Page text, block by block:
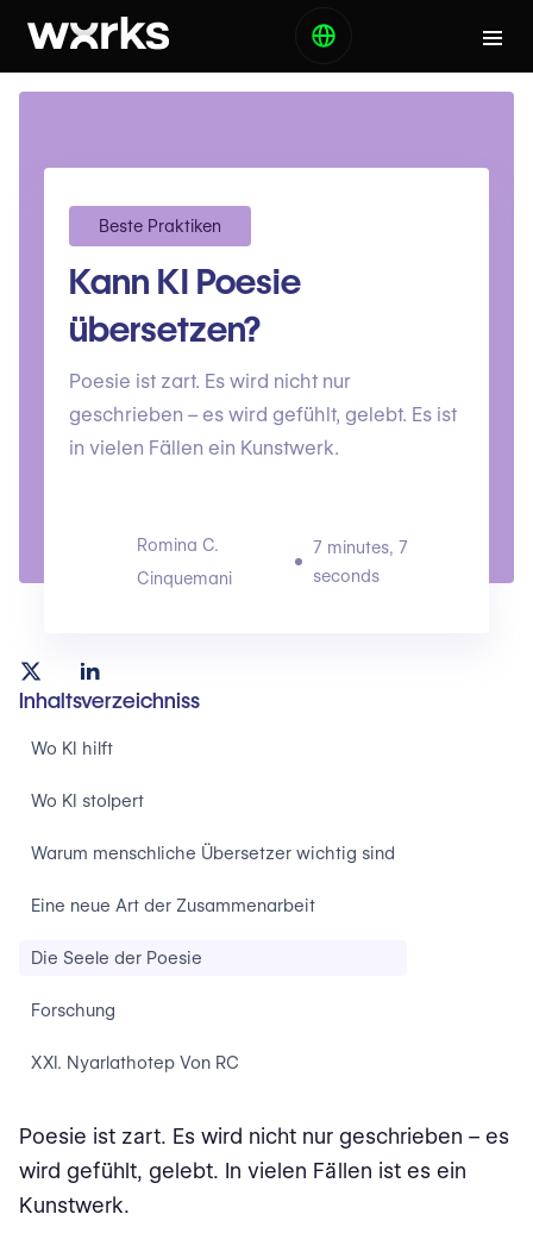
Beste Praktiken
Kann KI Poesie
übersetzen?
Poesie ist zart. Es wird nicht nur
geschrieben – es wird gefühlt, gelebt. Es ist
in vielen Fällen ein Kunstwerk.
Romina C.
Cinquemani
7 minutes, 7
seconds
Inhaltsverzeichniss
Wo KI hilft
Wo KI stolpert
Warum menschliche Übersetzer wichtig sind
Eine neue Art der Zusammenarbeit
Die Seele der Poesie
Forschung
XXI. Nyarlathotep Von RC
Poesie ist zart. Es wird nicht nur geschrieben – es
wird gefühlt, gelebt. In vielen Fällen ist es ein
Kunstwerk.